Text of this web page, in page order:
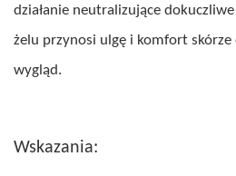
działanie neutralizujące
żelu przynosi ulgę i komfort
wygląd.
Wskazania: